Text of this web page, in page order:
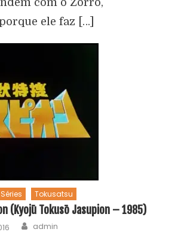
ele faz […]
Séries Tokusatsu
(Kyojū Tokusō Jasupion – 1985)
admin